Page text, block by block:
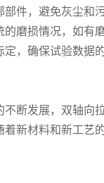
件，避免灰尘和
磨损情况，如有
，确保试验数据
不断发展，双轴向
新材料和新工艺